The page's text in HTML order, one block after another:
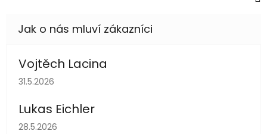
Vojtěch Lacina
Hodnocení obchodu je 5 z 5 hvězdiček.
31.5.2026
Lukas Eichler
Hodnocení obchodu je 5 z 5 hvězdiček.
28.5.2026